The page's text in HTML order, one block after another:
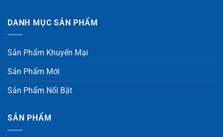
DANH MỤC SẢN PHẨM
Sản Phẩm Khuyến Mại
Sản Phẩm Mới
Sản Phẩm Nổi Bật
SẢN PHẨM